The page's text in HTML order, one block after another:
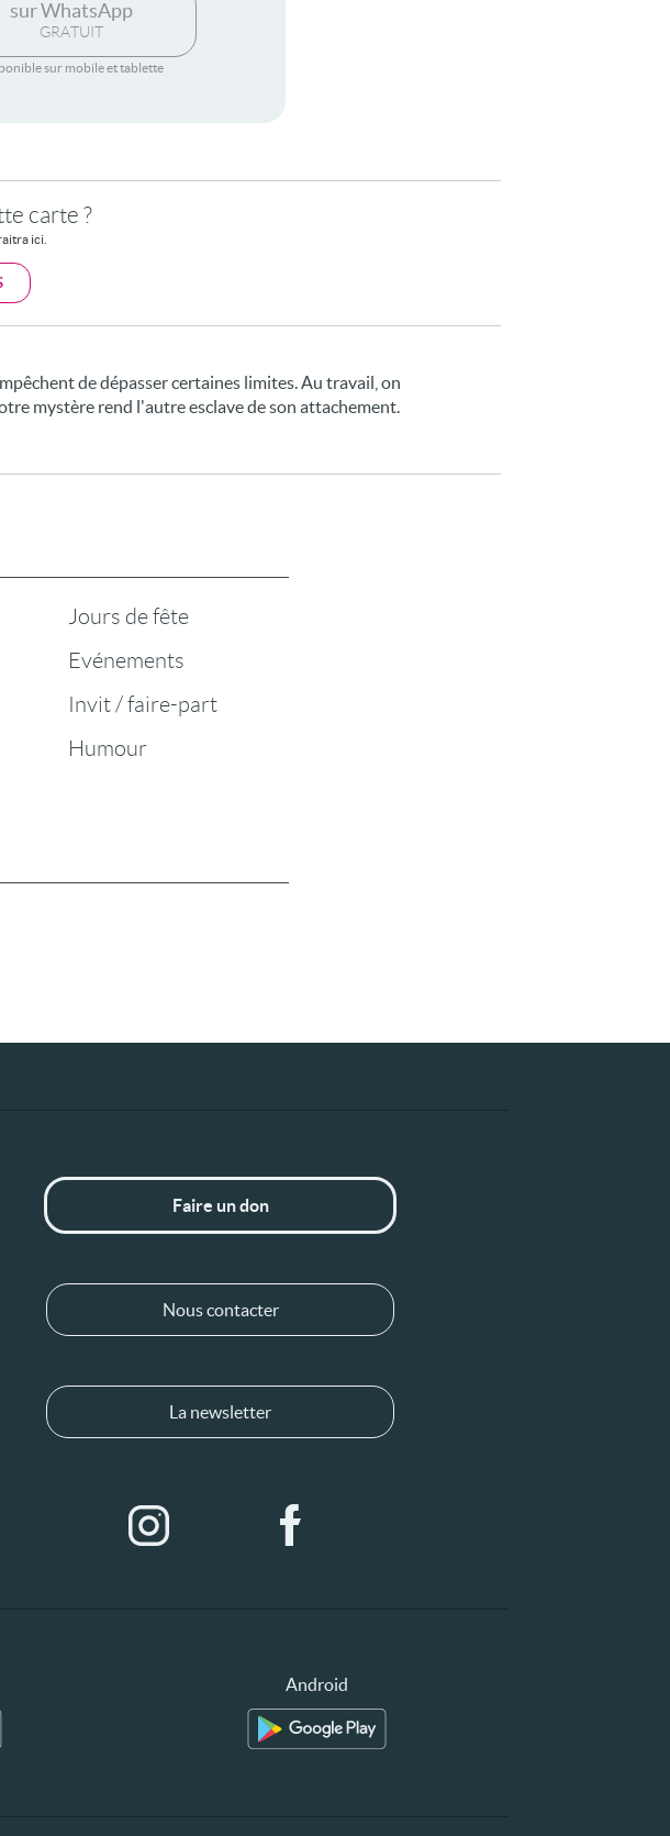
sur WhatsApp
GRATUIT
sur mobile et tablette
carte ?
ici.
de dépasser certaines limites. Au travail, on
mystère rend l'autre esclave de son attachement.
Jours de fête
Evénements
Invit / faire-part
Humour
Faire un don
Nous contacter
La newsletter
Android